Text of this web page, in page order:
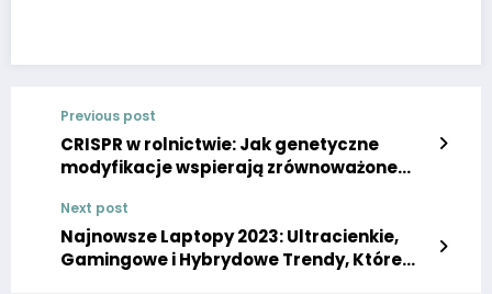
Previous post
CRISPR w rolnictwie: Jak genetyczne
modyfikacje wspierają zrównoważone
Next post
Najnowsze Laptopy 2023: Ultracienkie,
Gamingowe i Hybrydowe Trendy, Które